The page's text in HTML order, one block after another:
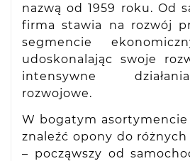
nazwą od 1959 roku. Od
firma stawia na rozwój
segmencie
udoskonalając swoje
intensywne
rozwojowe.
W bogatym asortymencie
znaleźć opony do
– począwszy od